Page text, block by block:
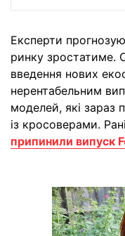
Експерти
ринку зростатиме.
введення нових
нерентабельним
моделей, які зараз
із кросоверами.
припинили випуск